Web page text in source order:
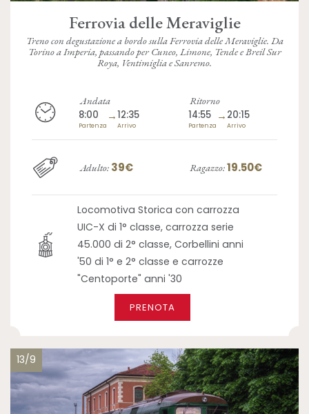
Ferrovia delle Meraviglie
Treno con degustazione a bordo sulla Ferrovia delle Meraviglie. Da
Torino a Imperia, passando per Cuneo, Limone, Tende e Breil Sur
Roya, Ventimiglia e Sanremo.
Andata
8:00
Partenza
→12:35
Arrivo
Ritorno
14:55
Partenza
→ 20:15
Arrivo
Adulto: 39€ Ragazzo:19.50€
Locomotiva Storica con carrozza
UIC-X di 1° classe, carrozza serie
45.000 di 2° classe, Corbellini anni
'50 di 1° e 2° classe e carrozze
"Centoporte" anni '30
PRENOTA
13/9